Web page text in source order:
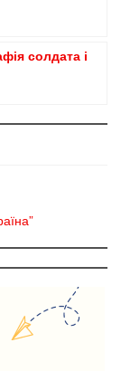
солдата і